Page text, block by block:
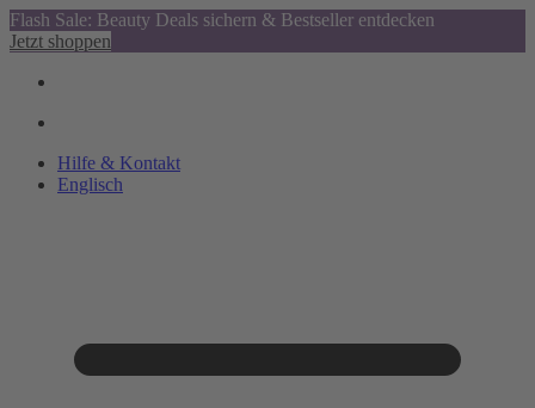
Flash Sale: Beauty Deals sichern & Bestseller entdecken
Jetzt shoppen
Hilfe & Kontakt
Englisch